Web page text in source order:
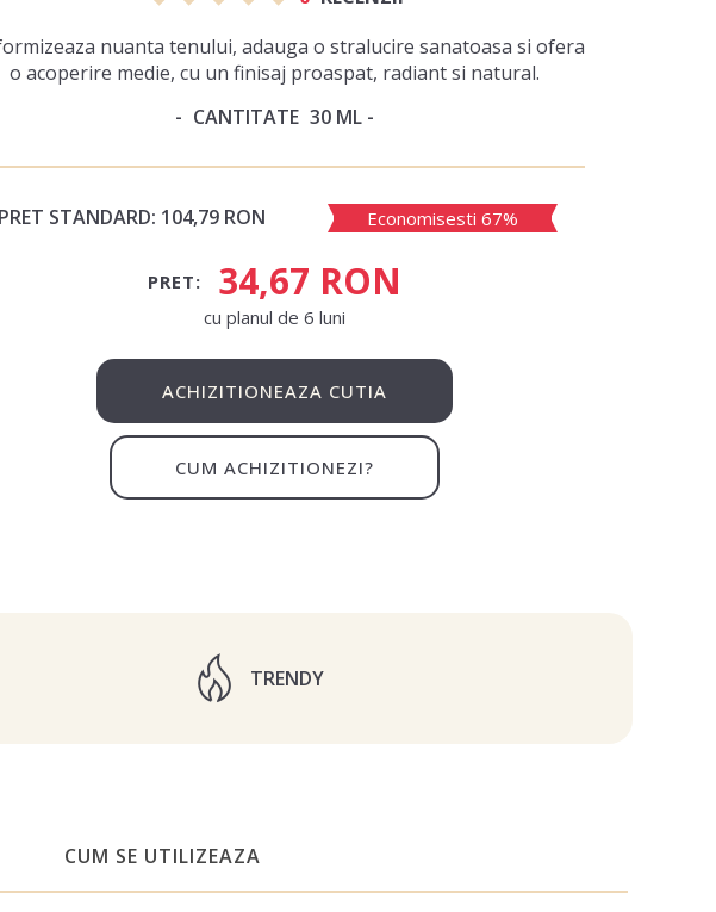
nuanta tenului, adauga o stralucire sanatoasa si ofera
o acoperire medie, cu un finisaj proaspat, radiant si natural.
CANTITATE 30 ML
PRET STANDARD: 104,79 RON Economisesti 67%
PRET: 34,67 RON
сu planul de 6 luni
ACHIZITIONEAZA CUTIA
CUM ACHIZITIONEZI?
TRENDY
CUM SE UTILIZEAZA